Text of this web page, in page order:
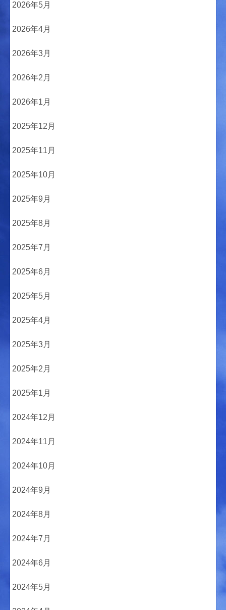
2026年5月
2026年4月
2026年3月
2026年2月
2026年1月
2025年12月
2025年11月
2025年10月
2025年9月
2025年8月
2025年7月
2025年6月
2025年5月
2025年4月
2025年3月
2025年2月
2025年1月
2024年12月
2024年11月
2024年10月
2024年9月
2024年8月
2024年7月
2024年6月
2024年5月